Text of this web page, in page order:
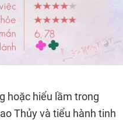
hoặc hiểu lầm trong
Thủy và tiểu hành tinh